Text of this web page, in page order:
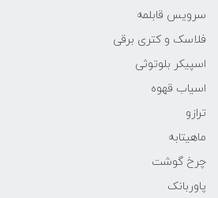
سرویس قابلمه
فلاسک و کتری برقی
اسپیکر بلوتوثی
اسیاب قهوه
ترازو
ماهیتابه
چرخ گوشت
پاوربانک